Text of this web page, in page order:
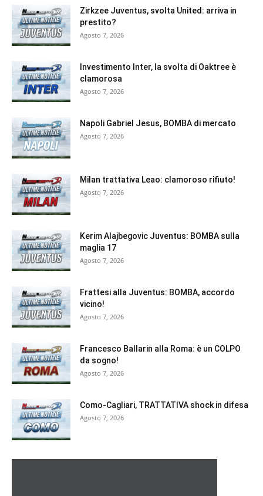
Zirkzee Juventus, svolta United: arriva in
prestito?
Agosto 7, 2026
Investimento Inter, la svolta di Oaktree è
clamorosa
Agosto 7, 2026
Napoli Gabriel Jesus, BOMBA di mercato
Agosto 7, 2026
Milan trattativa Leao: clamoroso rifiuto!
Agosto 7, 2026
Kerim Alajbegovic Juventus: BOMBA sulla
maglia 17
Agosto 7, 2026
Frattesi alla Juventus: BOMBA, accordo
vicino!
Agosto 7, 2026
Francesco Ballarin alla Roma: è un COLPO
da sogno!
Agosto 7, 2026
Como-Cagliari, TRATTATIVA shock in difesa
Agosto 7, 2026